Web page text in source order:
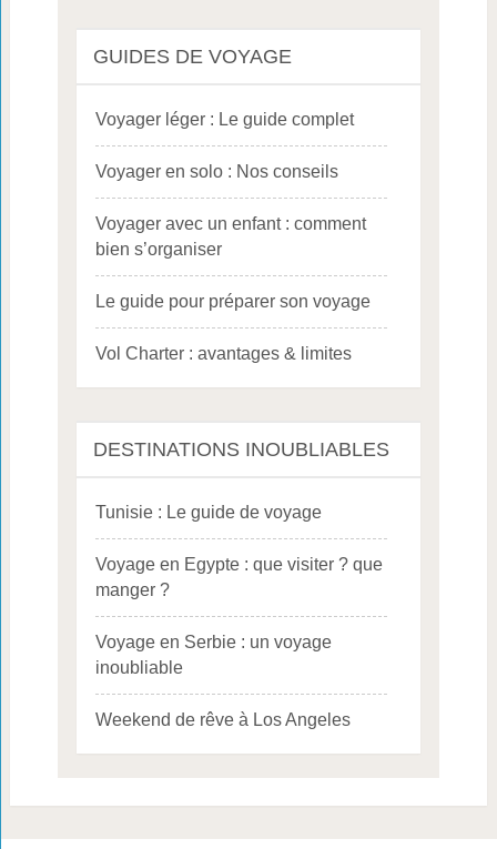
GUIDES DE VOYAGE
Voyager léger : Le guide complet
Voyager en solo : Nos conseils
Voyager avec un enfant : comment
bien s’organiser
Le guide pour préparer son voyage
Vol Charter : avantages & limites
DESTINATIONS INOUBLIABLES
Tunisie : Le guide de voyage
Voyage en Egypte : que visiter ? que
manger ?
Voyage en Serbie : un voyage
inoubliable
Weekend de rêve à Los Angeles